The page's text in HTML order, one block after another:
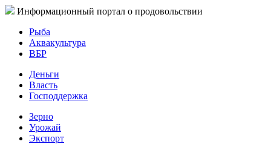
Информационный портал о продовольствии
Рыба
Аквакультура
ВБР
Деньги
Власть
Господдержка
Зерно
Урожай
Экспорт